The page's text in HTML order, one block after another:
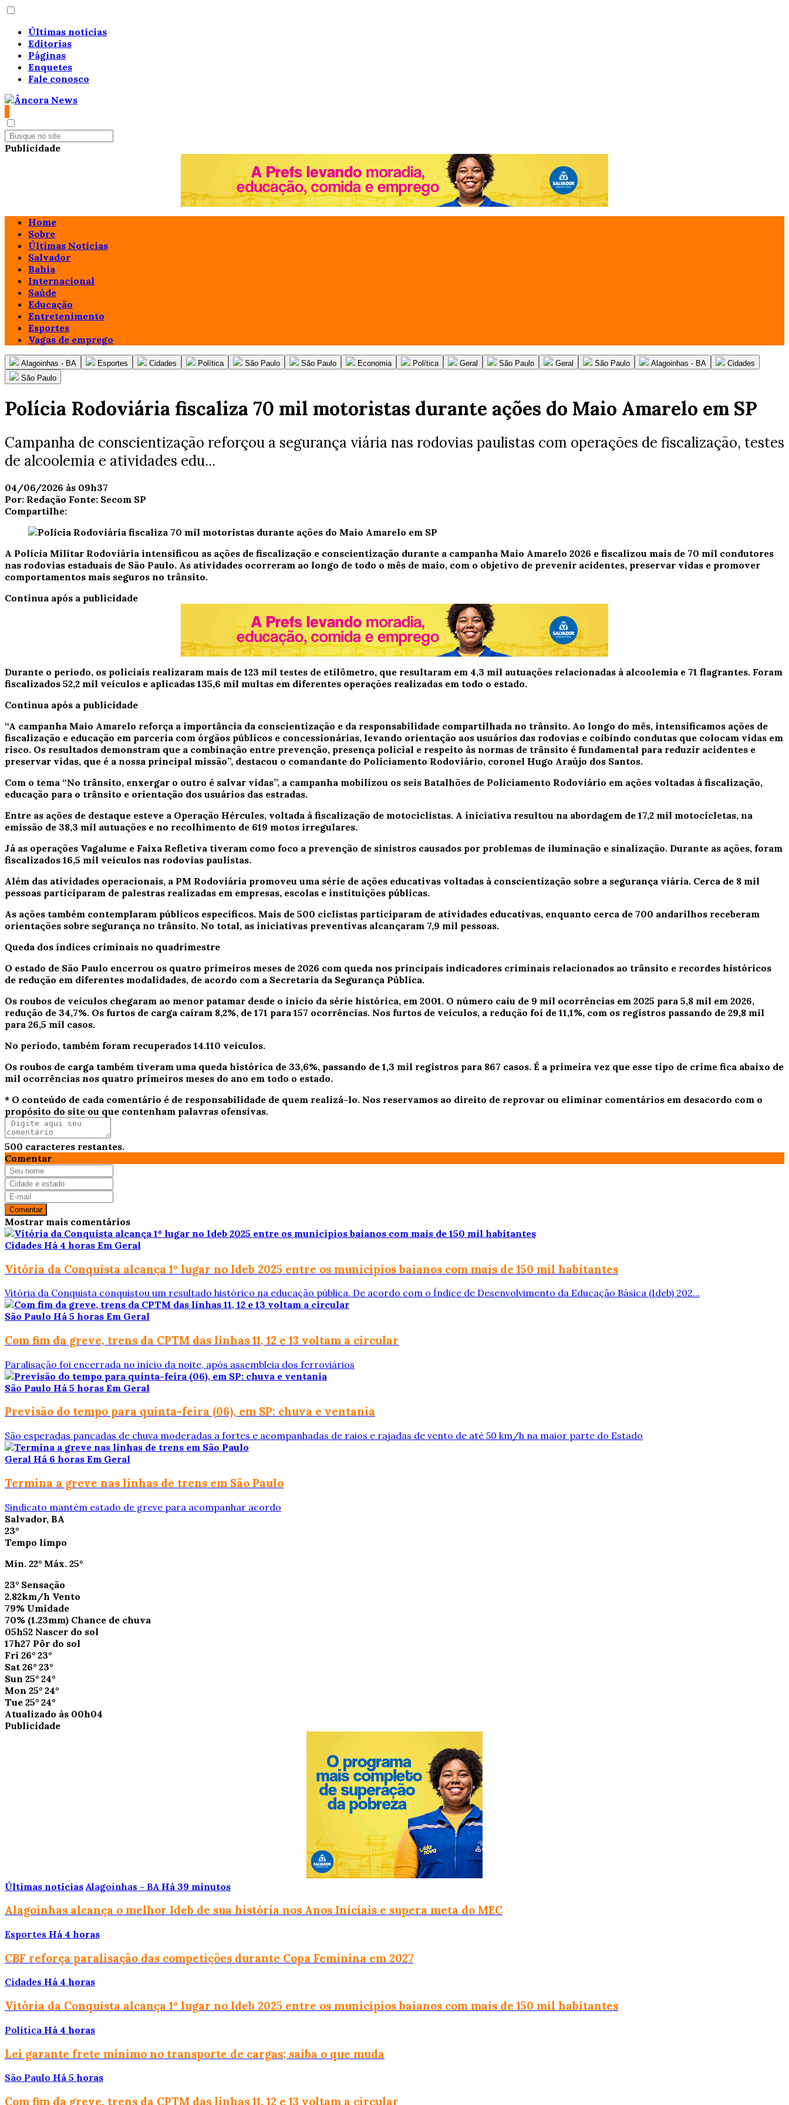
Últimas notícias
Editorias
Páginas
Enquetes
Fale conosco
Publicidade
Home
Sobre
Últimas Notícias
Salvador
Bahia
Internacional
Saúde
Educação
Entretenimento
Esportes
Vagas de emprego
Alagoinhas - BA Esportes Cidades Política São Paulo São Paulo Economia Política Geral São Paulo Geral São Paulo Alagoinhas - BA
Cidades
São Paulo
Polícia Rodoviária fiscaliza 70 mil motoristas durante ações do Maio Amarelo em SP
Campanha de conscientização reforçou a segurança viária nas rodovias paulistas com operações de fiscalização, testes
de alcoolemia e atividades edu...
04/06/2026 às 09h37
Por: Redação Fonte: Secom SP
Compartilhe:
A Polícia Militar Rodoviária intensificou as ações de fiscalização e conscientização durante a campanha Maio Amarelo 2026 e fiscalizou mais de 70 mil condutores
nas rodovias estaduais de São Paulo. As atividades ocorreram ao longo de todo o mês de maio, com o objetivo de prevenir acidentes, preservar vidas e promover
comportamentos mais seguros no trânsito.
Continua após a publicidade
Durante o período, os policiais realizaram mais de 123 mil testes de etilômetro, que resultaram em 4,3 mil autuações relacionadas à alcoolemia e 71 flagrantes. Foram
fiscalizados 52,2 mil veículos e aplicadas 135,6 mil multas em diferentes operações realizadas em todo o estado.
Continua após a publicidade
“A campanha Maio Amarelo reforça a importância da conscientização e da responsabilidade compartilhada no trânsito. Ao longo do mês, intensificamos ações de
fiscalização e educação em parceria com órgãos públicos e concessionárias, levando orientação aos usuários das rodovias e coibindo condutas que colocam vidas em
risco. Os resultados demonstram que a combinação entre prevenção, presença policial e respeito às normas de trânsito é fundamental para reduzir acidentes e
preservar vidas, que é a nossa principal missão”, destacou o comandante do Policiamento Rodoviário, coronel Hugo Araújo dos Santos.
Com o tema “No trânsito, enxergar o outro é salvar vidas”, a campanha mobilizou os seis Batalhões de Policiamento Rodoviário em ações voltadas à fiscalização,
educação para o trânsito e orientação dos usuários das estradas.
Entre as ações de destaque esteve a Operação Hércules, voltada à fiscalização de motociclistas. A iniciativa resultou na abordagem de 17,2 mil motocicletas, na
emissão de 38,3 mil autuações e no recolhimento de 619 motos irregulares.
Já as operações Vagalume e Faixa Refletiva tiveram como foco a prevenção de sinistros causados por problemas de iluminação e sinalização. Durante as ações, foram
fiscalizados 16,5 mil veículos nas rodovias paulistas.
Além das atividades operacionais, a PM Rodoviária promoveu uma série de ações educativas voltadas à conscientização sobre a segurança viária. Cerca de 8 mil
pessoas participaram de palestras realizadas em empresas, escolas e instituições públicas.
As ações também contemplaram públicos específicos. Mais de 500 ciclistas participaram de atividades educativas, enquanto cerca de 700 andarilhos receberam
orientações sobre segurança no trânsito. No total, as iniciativas preventivas alcançaram 7,9 mil pessoas.
Queda dos índices criminais no quadrimestre
O estado de São Paulo encerrou os quatro primeiros meses de 2026 com queda nos principais indicadores criminais relacionados ao trânsito e recordes históricos
de redução em diferentes modalidades, de acordo com a Secretaria da Segurança Pública.
Os roubos de veículos chegaram ao menor patamar desde o início da série histórica, em 2001. O número caiu de 9 mil ocorrências em 2025 para 5,8 mil em 2026,
redução de 34,7%. Os furtos de carga caíram 8,2%, de 171 para 157 ocorrências. Nos furtos de veículos, a redução foi de 11,1%, com os registros passando de 29,8 mil
para 26,5 mil casos.
No período, também foram recuperados 14.110 veículos.
Os roubos de carga também tiveram uma queda histórica de 33,6%, passando de 1,3 mil registros para 867 casos. É a primeira vez que esse tipo de crime fica abaixo de
mil ocorrências nos quatro primeiros meses do ano em todo o estado.
* O conteúdo de cada comentário é de responsabilidade de quem realizá-lo. Nos reservamos ao direito de reprovar ou eliminar comentários em desacordo com o
propósito do site ou que contenham palavras ofensivas.
500 caracteres restantes.
Comentar
Comentar
Mostrar mais comentários
Cidades Há 4 horas Em Geral
Vitória da Conquista alcança 1º lugar no Ideb 2025 entre os municípios baianos com mais de 150 mil habitantes
Vitória da Conquista conquistou um resultado histórico na educação pública. De acordo com o Índice de Desenvolvimento da Educação Básica (Ideb) 202...
São Paulo Há 5 horas Em Geral
Com fim da greve, trens da CPTM das linhas 11, 12 e 13 voltam a circular
Paralisação foi encerrada no início da noite, após assembleia dos ferroviários
São Paulo Há 5 horas Em Geral
Previsão do tempo para quinta-feira (06), em SP: chuva e ventania
São esperadas pancadas de chuva moderadas a fortes e acompanhadas de raios e rajadas de vento de até 50 km/h na maior parte do Estado
Geral Há 6 horas Em Geral
Termina a greve nas linhas de trens em São Paulo
Sindicato mantém estado de greve para acompanhar acordo
Salvador, BA
23°
Tempo limpo
Mín. 22° Máx. 25°
23° Sensação
2.82km/h Vento
79% Umidade
70% (1.23mm) Chance de chuva
05h52 Nascer do sol
17h27 Pôr do sol
Fri 26° 23°
Sat 26° 23°
Sun 25° 24°
Mon 25° 24°
Tue 25° 24°
Atualizado às 00h04
Publicidade
Últimas notícias Alagoinhas - BA Há 39 minutos
Alagoinhas alcança o melhor Ideb de sua história nos Anos Iniciais e supera meta do MEC
Esportes Há 4 horas
CBF reforça paralisação das competições durante Copa Feminina em 2027
Cidades Há 4 horas
Vitória da Conquista alcança 1º lugar no Ideb 2025 entre os municípios baianos com mais de 150 mil habitantes
Política Há 4 horas
Lei garante frete mínimo no transporte de cargas; saiba o que muda
São Paulo Há 5 horas
Com fim da greve, trens da CPTM das linhas 11, 12 e 13 voltam a circular